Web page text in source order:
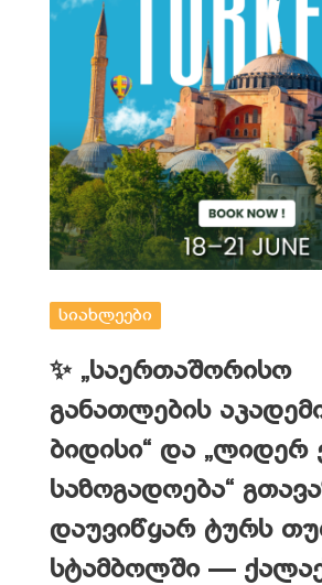
სიახლეები
✨ „საერთაშორისო
განათლების
ბიდისი“ და „ლიდერ
საზოგადოება“
დაუვიწყარ ტურს
სტამბოლში —